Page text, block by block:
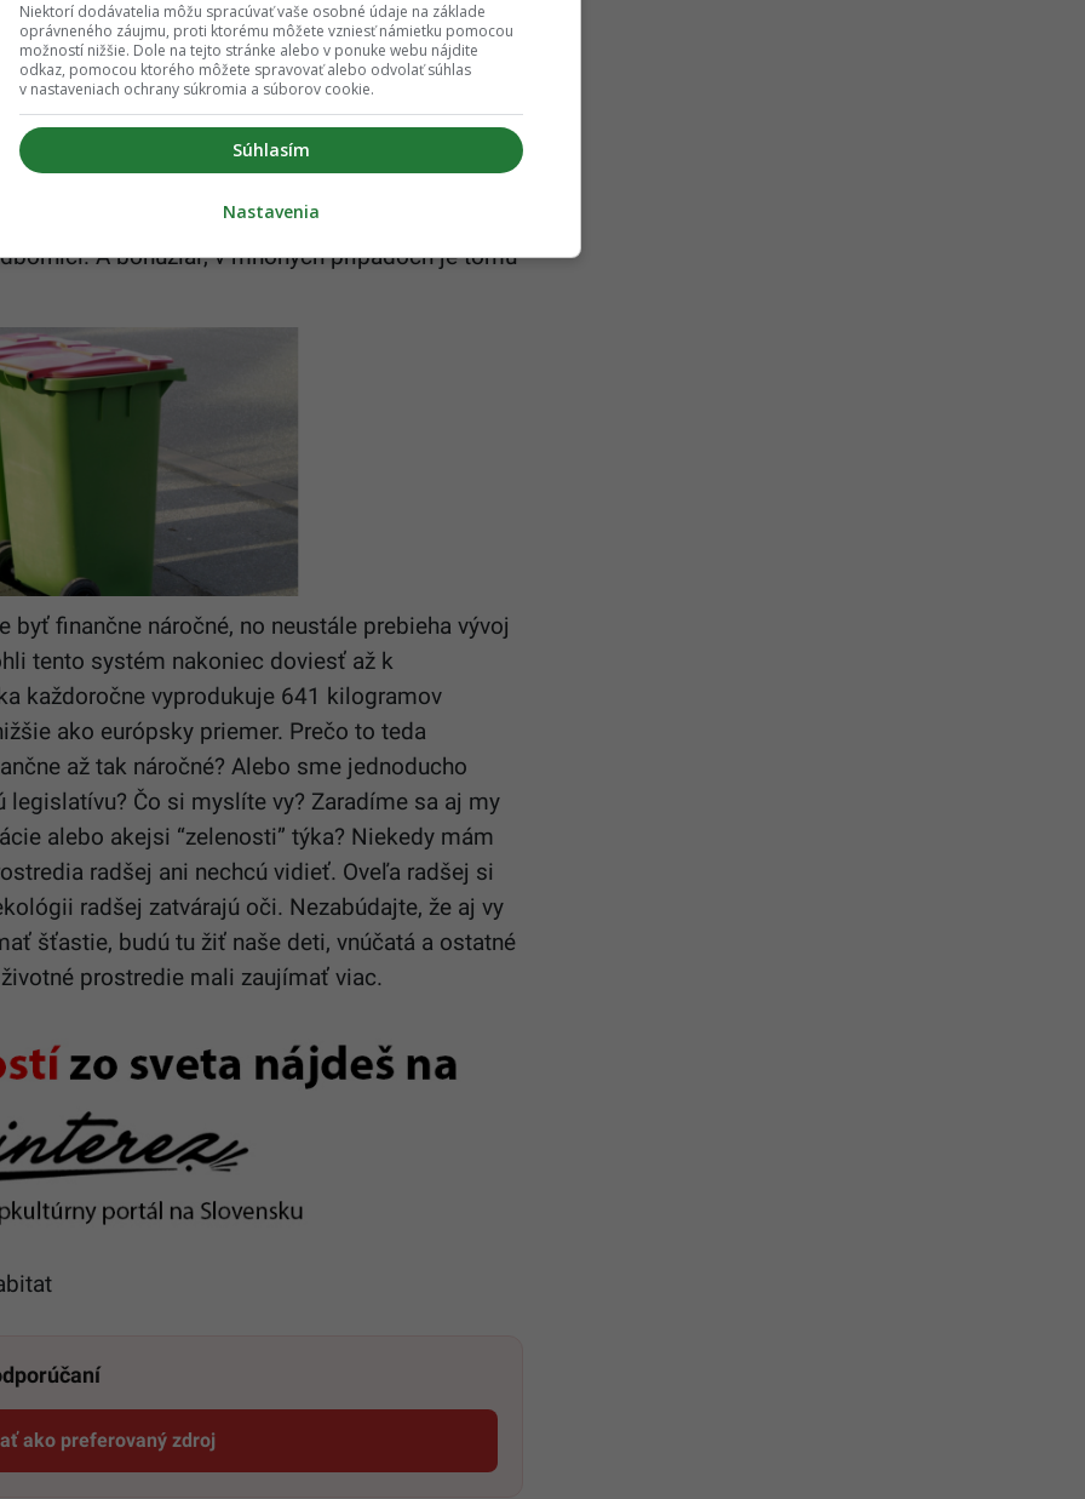
uvoľňujú do pôdy, no aj do ovzdušia toxíny
pôdu, ovzdušie, podzemné vody a taktiež
majú negatívny vplyv na životné prostredie.
“sedí” na skládke. Vo Švédsku sa s prísnymi
V obyvateľoch sa to teda stihlo “zakoreniť”
vyprodukovaného odpadu. U nás v 70. rokoch
A bohužiaľ, v mnohých prípadoch je tomu
byť finančne náročné, no neustále prebieha vývoj
tento systém nakoniec doviesť až k
každoročne vyprodukuje 641 kilogramov
ako európsky priemer. Prečo to teda
až tak náročné? Alebo sme jednoducho
Čo si myslíte vy? Zaradíme sa aj my
alebo akejsi “zelenosti” týka? Niekedy mám
radšej ani nechcú vidieť. Oveľa radšej si
radšej zatvárajú oči. Nezabúdajte, že aj vy
šťastie, budú tu žiť naše deti, vnúčatá a ostatné
prostredie mali zaujímať viac.
ako preferovaný zdroj
Startitup, odkaz sa otvorí v novom okne
Niektorí dodávatelia môžu spracúvať vaše osobné údaje na základe
oprávneného záujmu, proti ktorému môžete vzniesť námietku pomocou
možností nižšie. Dole na tejto stránke alebo v ponuke webu nájdite
odkaz, pomocou ktorého môžete spravovať alebo odvolať súhlas
v nastaveniach ochrany súkromia a súborov cookie.
Súhlasím
Nastavenia